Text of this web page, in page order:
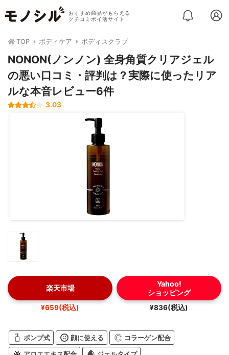
おすすめ商品がもらえる
クチコミポイ活サイト
TOP ボディケア ボディスクラブ
NONON(ノンノン) 全身角質クリアジェル
の悪い口コミ・評判は？実際に使ったリア
ルな本音レビュー6件
3.03
楽天市場
¥659(税込)
Yahoo!
ショッピング
¥836(税込)
ポンプ式 顔に使える コラーゲン配合